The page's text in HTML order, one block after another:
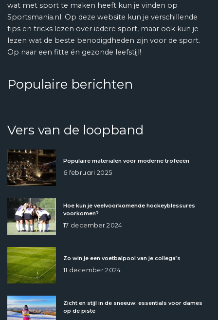
wat met sport te maken heeft kun je vinden op
Sportsmania.nl. Op deze website kun je verschillende
tips en tricks lezen over iedere sport, maar ook kun je
lezen wat de beste benodigdheden zijn voor de sport.
Op naar een fitte én gezonde leefstijl!
Populaire berichten
Vers van de loopband
Populaire materialen voor moderne trofeeën
6 februari 2025
Hoe kun je veelvoorkomende hockeyblessures
voorkomen?
17 december 2024
Zo win je een voetbalpool van je collega’s
11 december 2024
Zicht en stijl in de sneeuw: essentials voor dames
op de piste